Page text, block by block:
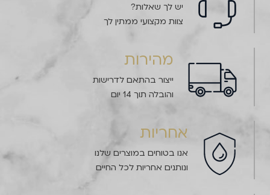
יש לך שאלות?
צוות מקצועי ממתין לך
מהירות
ייצור בהתאם לדרישות
והובלה תוך 14 יום
אחריות
אנו בטוחים במוצרים שלנו
ונותנים אחריות לכל החיים